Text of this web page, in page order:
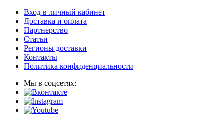
Вход в личный кабинет
Доставка и оплата
Партнерство
Статьи
Регионы доставки
Контакты
Политика конфиденциальности
Мы в соцсетях: